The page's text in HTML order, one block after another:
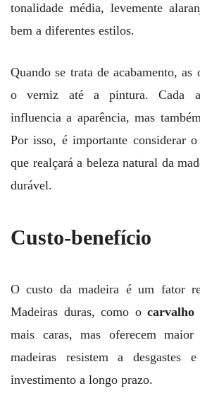
tonalidade média, levemente
bem a diferentes estilos.
Quando se trata de acabamento, as
o verniz até a pintura. Cada
influencia a aparência, mas
Por isso, é importante considerar
que realçará a beleza natural da
durável.
Custo-benefício
O custo da madeira é um fator
Madeiras duras, como ocarvalho
mais caras, mas oferecem maior
madeiras resistem a desgastes
investimento a longo prazo.